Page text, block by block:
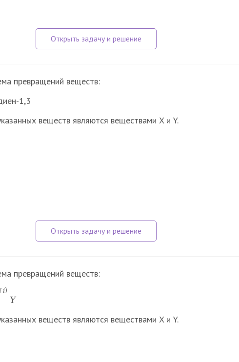
превращений веществ:
1,3
веществ являются веществами X и Y.
превращений веществ:
i)
Y
веществ являются веществами X и Y.